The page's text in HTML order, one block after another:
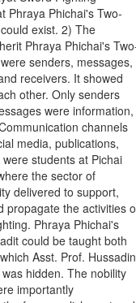
Phraya Phichai's Two-
exist. 2) The
Phraya Phichai's
senders, messages,
receivers. It showed
other. Only senders
were information,
channels
media, publications,
students at Pichai
the sector of
delivered to support,
propagate the activities
Phraya Phichai's
could be taught both
Asst. Prof. Hussadin
hidden. The nobility
importantly